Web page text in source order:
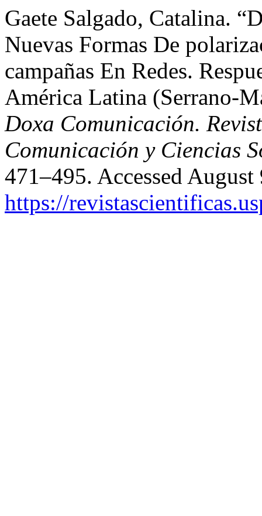
Gaete Salgado, Catalina.
Nuevas Formas De
campañas En Redes.
América Latina (Serrano-
Doxa Comunicación.
Comunicación y Ciencias
471–495. Accessed August
https://